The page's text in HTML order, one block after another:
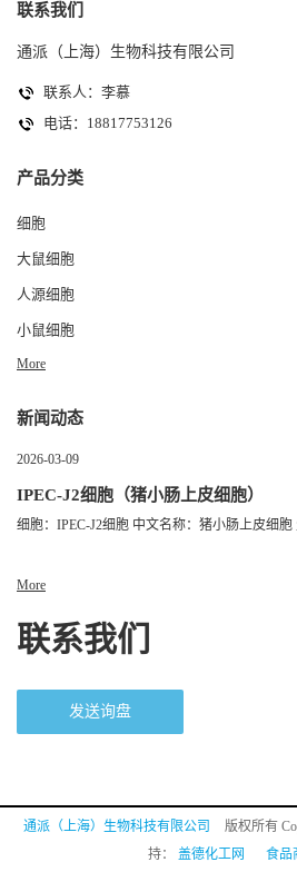
联系我们
通派（上海）生物科技有限公司
联系人：李慕
电话：18817753126
产品分类
细胞
大鼠细胞
人源细胞
小鼠细胞
More
新闻动态
2026-03-09
IPEC-J2细胞（猪小肠上皮细胞）
细胞：IPEC-J2细胞 中文名称：猪小肠上皮细胞
More
联系我们
发送询盘
通派（上海）生物科技有限公司 版权所有
持： 盖德化工网 食品